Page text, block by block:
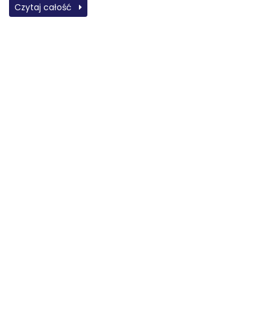
Czytaj całość